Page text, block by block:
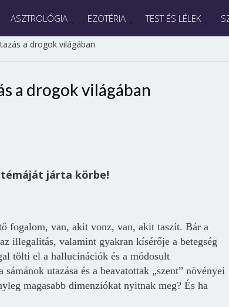
ASZTROLÓGIA EZOTÉRIA TEST ÉS LÉLEK
a drogok világában
a drogok világában
témáját járta körbe!
fogalom, van, akit vonz, van, akit taszít. Bár a
illegalitás, valamint gyakran kísérője a betegség
tölti el a hallucinációk és a módosult
utazása és a beavatottak „szent” növényei
magasabb dimenziókat nyitnak meg? És ha